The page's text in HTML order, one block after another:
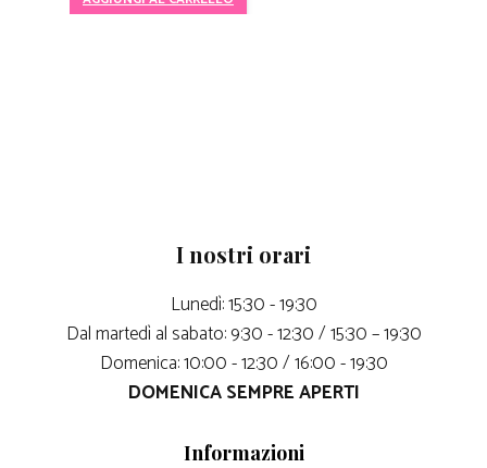
I nostri orari
Lunedì: 15:30 - 19:30
Dal martedì al sabato: 9:30 - 12:30 / 15:30 – 19:30
Domenica: 10:00 - 12:30 / 16:00 - 19:30
DOMENICA SEMPRE APERTI
Informazioni